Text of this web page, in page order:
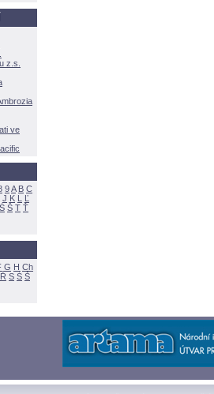
z.s.
ve
9A B C
J K L
Ľ
Ś T Ť
G H Ch
Ř S Ś